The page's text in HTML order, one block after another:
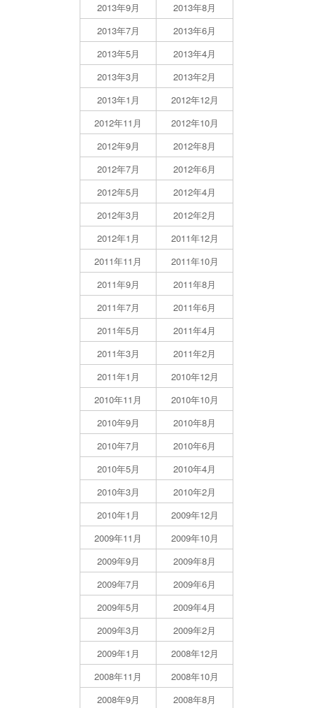
2013年9月
2013年8月
2013年7月
2013年6月
2013年5月
2013年4月
2013年3月
2013年2月
2013年1月
2012年12月
2012年11月
2012年10月
2012年9月
2012年8月
2012年7月
2012年6月
2012年5月
2012年4月
2012年3月
2012年2月
2012年1月
2011年12月
2011年11月
2011年10月
2011年9月
2011年8月
2011年7月
2011年6月
2011年5月
2011年4月
2011年3月
2011年2月
2011年1月
2010年12月
2010年11月
2010年10月
2010年9月
2010年8月
2010年7月
2010年6月
2010年5月
2010年4月
2010年3月
2010年2月
2010年1月
2009年12月
2009年11月
2009年10月
2009年9月
2009年8月
2009年7月
2009年6月
2009年5月
2009年4月
2009年3月
2009年2月
2009年1月
2008年12月
2008年11月
2008年10月
2008年9月
2008年8月